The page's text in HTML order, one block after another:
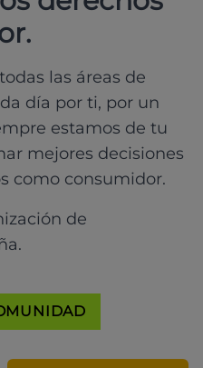
las áreas de
día por ti, por un
estamos de tu
mejores decisiones
como consumidor.
de